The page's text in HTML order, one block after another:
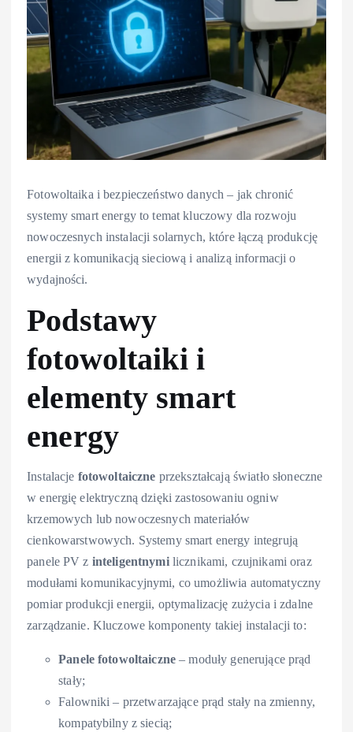
Fotowoltaika i bezpieczeństwo danych – jak chronić
systemy smart energy to temat kluczowy dla rozwoju
nowoczesnych instalacji solarnych, które łączą produkcję
energii z komunikacją sieciową i analizą informacji o
wydajności.
Podstawy
fotowoltaiki i
elementy smart
energy
Instalacje fotowoltaiczne przekształcają światło słoneczne
w energię elektryczną dzięki zastosowaniu ogniw
krzemowych lub nowoczesnych materiałów
cienkowarstwowych. Systemy smart energy integrują
panele PV z inteligentnymilicznikami, czujnikami oraz
modułami komunikacyjnymi, co umożliwia automatyczny
pomiar produkcji energii, optymalizację zużycia i zdalne
zarządzanie. Kluczowe komponenty takiej instalacji to:
Panele fotowoltaiczne – moduły generujące prąd
stały;
Falowniki – przetwarzające prąd stały na zmienny,
kompatybilny z siecią;